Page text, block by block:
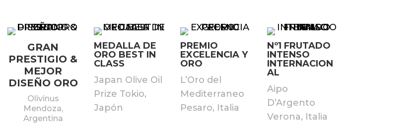
GRAN
PRESTIGIO &
MEJOR
DISEÑO ORO
Olivinus
Mendoza,
Argentina
MEDALLA DE
ORO BEST IN
CLASS
Japan Olive Oil
Prize Tokio,
Japón
PREMIO
EXCELENCIA Y
ORO
L’Oro del
Mediterraneo
Pesaro, Italia
Nº1 FRUTADO
INTENSO
INTERNACION
AL
Aipo
D’Argento
Verona, Italia